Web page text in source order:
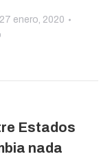
27 enero, 2020
Estados
nada